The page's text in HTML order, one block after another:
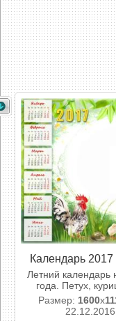
Календарь 2017
Летний календарь
года. Петух,
Размер: 1600x